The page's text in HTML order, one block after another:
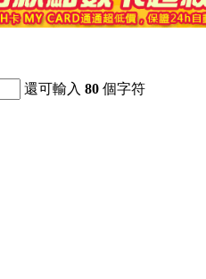
還可輸入 80 個字符